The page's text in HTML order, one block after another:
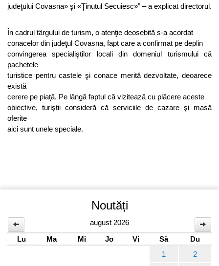
judeţului Covasna» şi «Ţinutul Secuiesc»” – a explicat directorul.
În cadrul târgului de turism, o atenţie deosebită s-a acordat
conacelor din judeţul Covasna, fapt care a confirmat pe deplin
convingerea specialiştilor locali din domeniul turismului că
pachetele
turistice pentru castele şi conace merită dezvoltate, deoarece
există
cerere pe piaţă. Pe lângă faptul că vizitează cu plăcere aceste
obiective, turiştii consideră că serviciile de cazare şi masă
oferite
aici sunt unele speciale.
Noutăți
august 2026
Lu
Ma Mi Jo Vi Sâ
Du
1
2